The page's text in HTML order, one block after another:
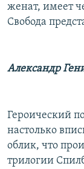
женат, имеет
Свобода
Александр
Героический
настолько
облик, что
трилогии